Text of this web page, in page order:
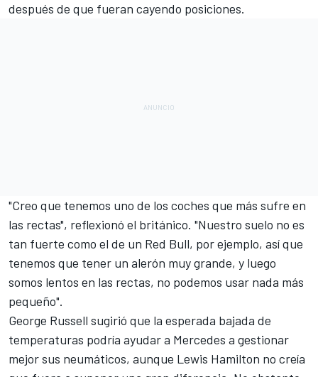
después de que fueran cayendo posiciones.
"Creo que tenemos uno de los coches que más sufre en
las rectas", reflexionó el británico. "Nuestro suelo no es
tan fuerte como el de un Red Bull, por ejemplo, así que
tenemos que tener un alerón muy grande, y luego
somos lentos en las rectas, no podemos usar nada más
pequeño".
George Russell sugirió que la esperada bajada de
temperaturas podría ayudar a Mercedes a gestionar
mejor sus neumáticos, aunque Lewis Hamilton no creía